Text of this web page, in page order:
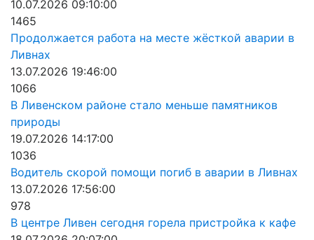
10.07.2026 09:10:00
1465
Продолжается работа на месте жёсткой аварии в
Ливнах
13.07.2026 19:46:00
1066
В Ливенском районе стало меньше памятников
природы
19.07.2026 14:17:00
1036
Водитель скорой помощи погиб в аварии в Ливнах
13.07.2026 17:56:00
978
В центре Ливен сегодня горела пристройка к кафе